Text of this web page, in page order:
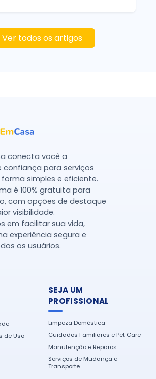
Ver todos os artigos
conecta você a
confiança para serviços
simples e eficiente.
é 100% gratuita para
com opções de destaque
visibilidade.
em facilitar sua vida,
experiência segura e
os usuários.
de Uso
SEJA UM
PROFISSIONAL
Limpeza Doméstica
Cuidados Familiares e Pet Care
Manutenção e Reparos
Serviços de Mudança e
Transporte